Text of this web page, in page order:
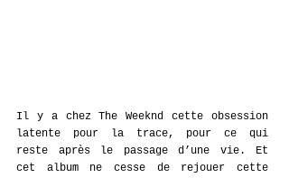
Il y a chez The Weeknd cette obsession
latente pour la trace, pour ce qui
reste après le passage d’une vie. Et
cet album ne cesse de rejouer cette